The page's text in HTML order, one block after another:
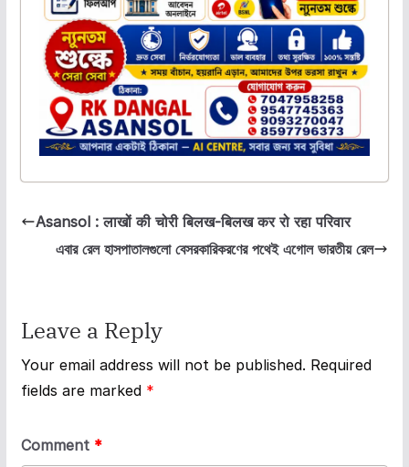
Asansol : लाखों की चोरी बिलख-बिलख कर रो रहा परिवार
এবার রেল হাসপাতালগুলো বেসরকারিকরণের পথেই এগোল ভারতীয় রেল
Leave a Reply
Your email address will not be published. Required
fields are marked *
Comment *